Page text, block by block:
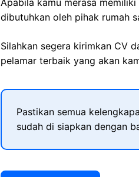
Apabila kamu merasa
dibutuhkan oleh pihak rumah
Silahkan segera kirimkan CV
pelamar terbaik yang akan
Pastikan semua
sudah di siapkan dengan